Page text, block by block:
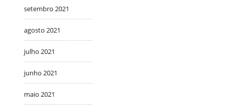
setembro 2021
agosto 2021
julho 2021
junho 2021
maio 2021